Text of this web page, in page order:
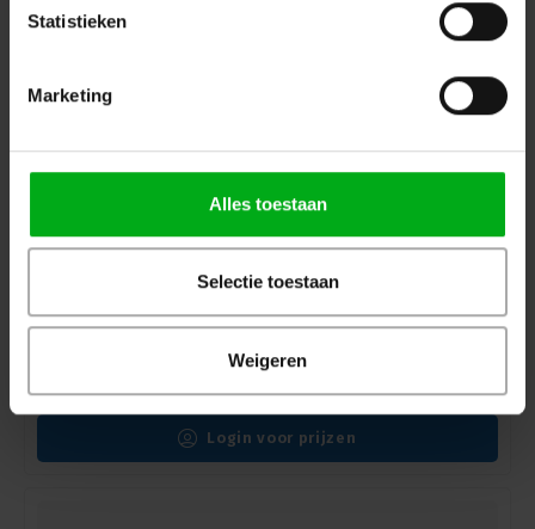
Statistieken
Marketing
Alles toestaan
Selectie toestaan
Weigeren
SRS Lighting | Wanddimmer 12-kanaals DDP | DMX
3+5pin | Exclusief backplate
SRS Lighting* |904016
Automaten: Enkelpolige, Vermogen: 10A, Main: Aardlekschakelaar
Login voor prijzen